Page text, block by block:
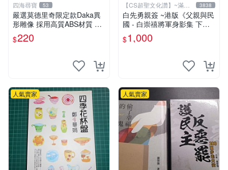
四海尋寶 53
嚴選莫德里奇限定款Daka異
形雕像 採用高質ABS材質 聲
光動力顯示 適合收藏家 國際
足壇巨星 異形造型 限量版 A
$220
【CS超聖文化讚】~滿千
元送運
3838
白先勇親簽 ~港版《父親與民
國 - 白崇禧將軍身影集 下
冊》白先勇編 天地出版 2012
年初版 .香港【CS超聖文化
$1,000
人氣賣家 人氣賣家